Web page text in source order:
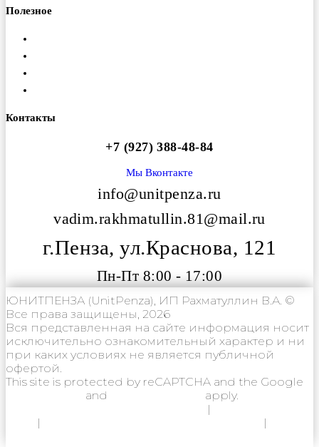
Полезное
Контакты
+7 (927) 388-48-84
Мы Вконтакте
info@unitpenza.ru
vadim.rakhmatullin.81@mail.ru
г.Пенза, ул.Краснова, 121
Пн-Пт 8:00 - 17:00
ЮНИТПЕНЗА (UnitPenza), ИП Рахматуллин В.А. ©
Все права защищены, 2026
Вся представленная на сайте информация носит
исключительно ознакомительный характер и ни
при каких условиях не является публичной
офертой.
This site is protected by reCAPTCHA and the Google
and
apply.
|
|
|